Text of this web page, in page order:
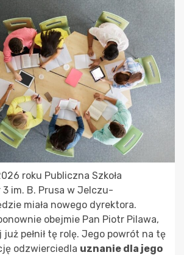
roku Publiczna Szkoła
im. B. Prusa w Jelczu-
miała nowego dyrektora.
obejmie Pan Piotr Pilawa,
pełnił tę rolę. Jego powrót na tę
odzwierciedla uznanie dla jego